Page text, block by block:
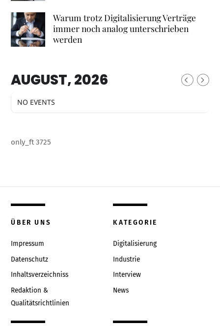
Warum trotz Digitalisierung Verträge
immer noch analog unterschrieben
werden
AUGUST, 2026
NO EVENTS
only_ft 3725
ÜBER UNS
Impressum
Datenschutz
Inhaltsverzeichniss
Redaktion &
Qualitätsrichtlinien
KATEGORIE
Digitalisierung
Industrie
Interview
News